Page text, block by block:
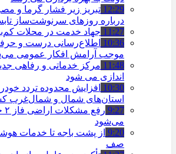
12:29 تبریز زیر فشار گرما و
درباره روزهای سرنوشت‌ساز
11:27 جهاد خدمت در محلات
10:36 اطلاع‌رسانی درست و
موجب آرامش افکار عمومی
11:48 مرکز خدماتی و رفاهی
اندازی می شود
10:30 افزایش محدوده تردد
استان‌های شمال و شمال‌غرب
9:27
می‌شود
9:20 از پشت باجه تا خدمات
صف